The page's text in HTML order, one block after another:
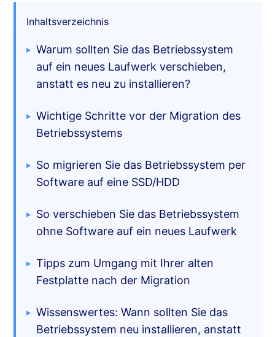
Inhaltsverzeichnis
Warum sollten Sie das Betriebssystem
auf ein neues Laufwerk verschieben,
anstatt es neu zu installieren?
Wichtige Schritte vor der Migration des
Betriebssystems
So migrieren Sie das Betriebssystem per
Software auf eine SSD/HDD
So verschieben Sie das Betriebssystem
ohne Software auf ein neues Laufwerk
Tipps zum Umgang mit Ihrer alten
Festplatte nach der Migration
Wissenswertes: Wann sollten Sie das
Betriebssystem neu installieren, anstatt